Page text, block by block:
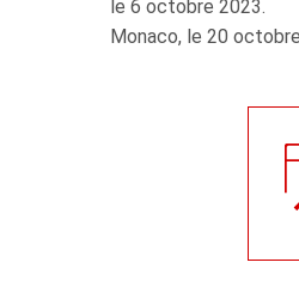
le 6 octobre 2023.
Monaco, le 20